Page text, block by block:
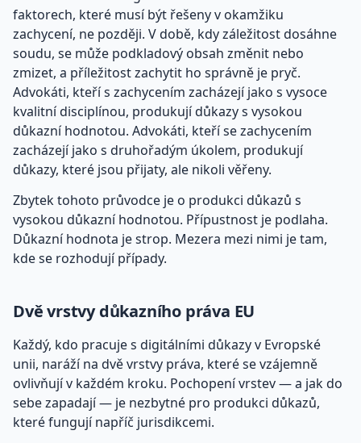
faktorech, které musí být řešeny v okamžiku
zachycení, ne později. V době, kdy záležitost dosáhne
soudu, se může podkladový obsah změnit nebo
zmizet, a příležitost zachytit ho správně je pryč.
Advokáti, kteří s zachycením zacházejí jako s vysoce
kvalitní disciplínou, produkují důkazy s vysokou
důkazní hodnotou. Advokáti, kteří se zachycením
zacházejí jako s druhořadým úkolem, produkují
důkazy, které jsou přijaty, ale nikoli věřeny.
Zbytek tohoto průvodce je o produkci důkazů s
vysokou důkazní hodnotou. Přípustnost je podlaha.
Důkazní hodnota je strop. Mezera mezi nimi je tam,
kde se rozhodují případy.
Dvě vrstvy důkazního práva EU
Každý, kdo pracuje s digitálními důkazy v Evropské
unii, naráží na dvě vrstvy práva, které se vzájemně
ovlivňují v každém kroku. Pochopení vrstev — a jak do
sebe zapadají — je nezbytné pro produkci důkazů,
které fungují napříč jurisdikcemi.